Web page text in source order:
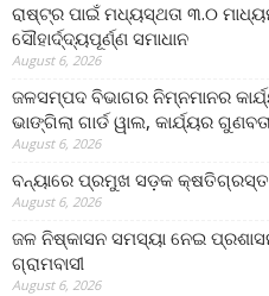
ରାଷ୍ଟ୍ର ପାଇଁ ମଧ୍ୟସ୍ଥତା ୩.୦
ସୌହାର୍ଦ୍ଦ୍ୟପୂର୍ଣ୍ଣ ସମାଧାନ
August 6, 2026
ଜଳସମ୍ପଦ ବିଭାଗର ନିମ୍ନମାନର
ଭାଙ୍ଗିଲା ଗାର୍ଡ ୱାଲ, କାର୍ଯ୍ୟର
August 6, 2026
ବନ୍ୟାରେ ପ୍ରମୁଖ ସଡ଼କ
August 6, 2026
ଜଳ ନିଷ୍କାସନ ସମସ୍ୟା ନେଇ
ଗ୍ରାମବାସୀ
August 6, 2026